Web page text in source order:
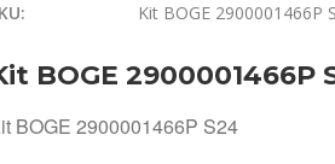
Kit BOGE 2900001466P
BOGE 2900001466P
BOGE 2900001466P S24